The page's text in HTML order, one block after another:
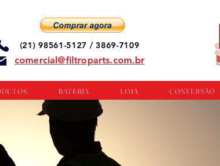
(21) 98561-5127 / 3869-7109
comercial@filtroparts.com.br
BATERIA LOJA CONVERSÃO